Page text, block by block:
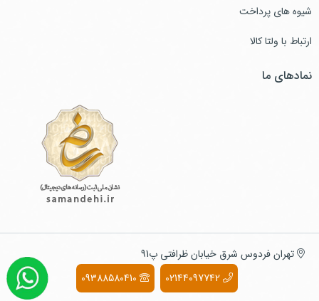
شیوه های پرداخت
ارتباط با ولتا کالا
نمادهای ما
تهران فردوس شرق خیابان ظرافتی پ91
02144097742
09388580410